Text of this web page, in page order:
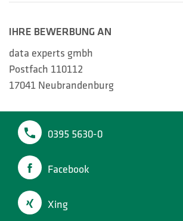
IHRE BEWERBUNG AN
data experts gmbh
Postfach 110112
17041 Neubrandenburg
0395 5630-0
Facebook
Xing